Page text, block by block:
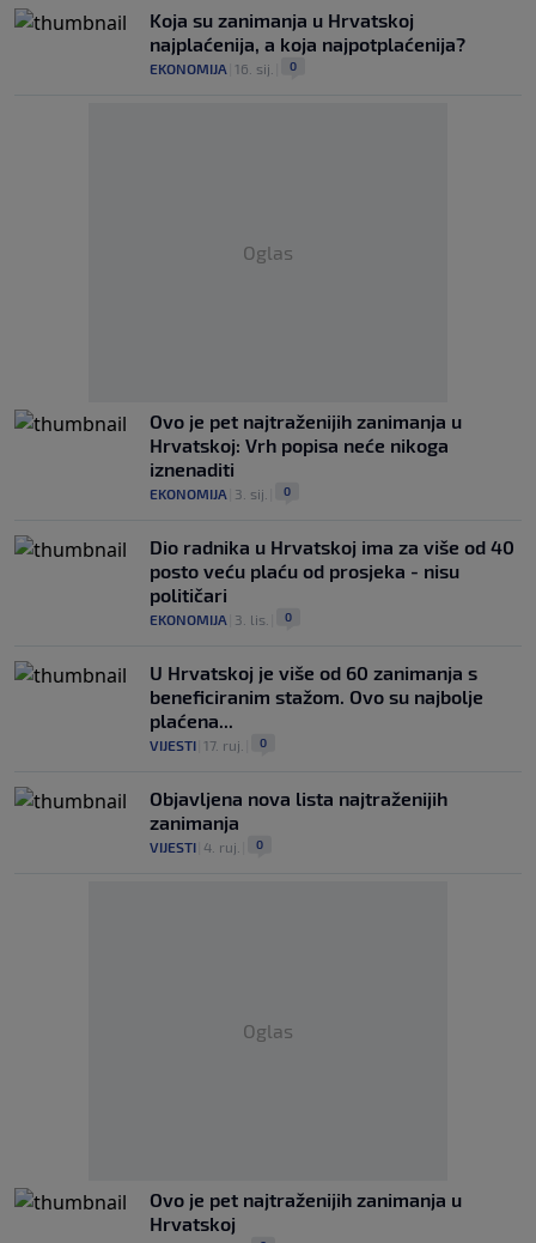
Koja su zanimanja u Hrvatskoj
najplaćenija, a koja najpotplaćenija?
EKONOMIJA 16. sij. 0
Oglas
Ovo je pet najtraženijih zanimanja u
Hrvatskoj: Vrh popisa neće nikoga
iznenaditi
EKONOMIJA 3. sij. 0
Dio radnika u Hrvatskoj ima za više od 40
posto veću plaću od prosjeka - nisu
političari
EKONOMIJA 3. lis. 0
U Hrvatskoj je više od 60 zanimanja s
beneficiranim stažom. Ovo su najbolje
plaćena...
VIJESTI 17. ruj. 0
Objavljena nova lista najtraženijih
zanimanja
VIJESTI 4. ruj. 0
Oglas
Ovo je pet najtraženijih zanimanja u
Hrvatskoj